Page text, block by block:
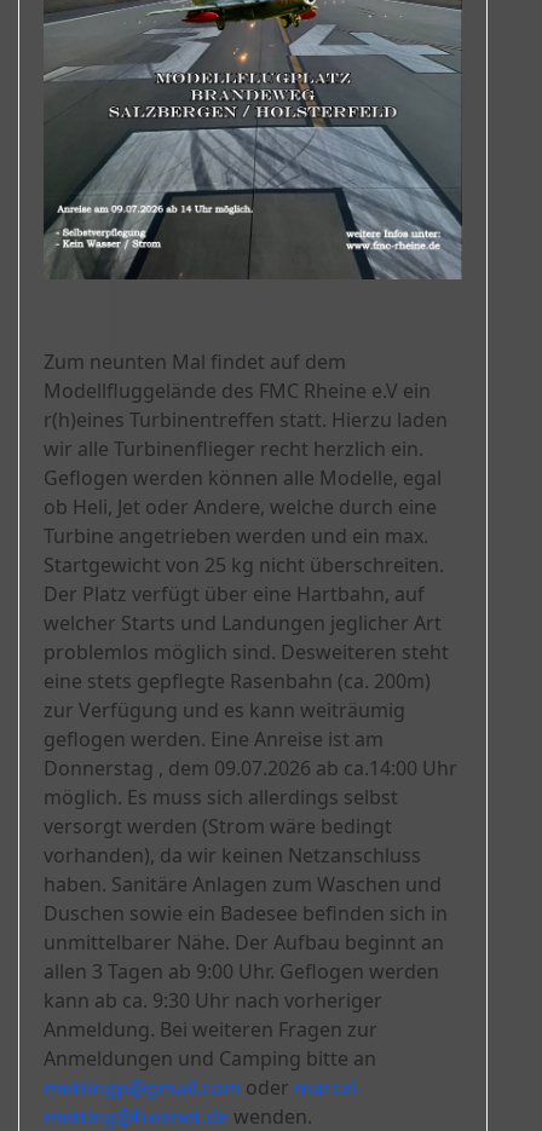
Zum neunten Mal findet auf dem
Modellfluggelände des FMC Rheine e.V ein
r(h)eines Turbinentreffen statt. Hierzu laden
wir alle Turbinenflieger recht herzlich ein.
Geflogen werden können alle Modelle, egal
ob Heli, Jet oder Andere, welche durch eine
Turbine angetrieben werden und ein max.
Startgewicht von 25 kg nicht überschreiten.
Der Platz verfügt über eine Hartbahn, auf
welcher Starts und Landungen jeglicher Art
problemlos möglich sind. Desweiteren steht
eine stets gepflegte Rasenbahn (ca. 200m)
zur Verfügung und es kann weiträumig
geflogen werden. Eine Anreise ist am
Donnerstag , dem 09.07.2026 ab ca.14:00 Uhr
möglich. Es muss sich allerdings selbst
versorgt werden (Strom wäre bedingt
vorhanden), da wir keinen Netzanschluss
haben. Sanitäre Anlagen zum Waschen und
Duschen sowie ein Badesee befinden sich in
unmittelbarer Nähe. Der Aufbau beginnt an
allen 3 Tagen ab 9:00 Uhr. Geflogen werden
kann ab ca. 9:30 Uhr nach vorheriger
Anmeldung. Bei weiteren Fragen zur
Anmeldungen und Camping bitte an
mettingp@gmail.com oder marcel-
metting@freenet.dewenden.